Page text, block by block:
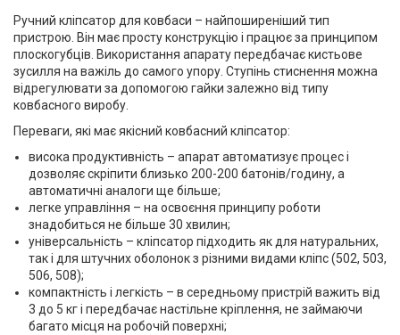
Ручний кліпсатор для ковбаси – найпоширеніший тип
пристрою. Він має просту конструкцію і працює за принципом
плоскогубців. Використання апарату передбачає кистьове
зусилля на важіль до самого упору. Ступінь стиснення можна
відрегулювати за допомогою гайки залежно від типу
ковбасного виробу.
Переваги, які має якісний ковбасний кліпсатор:
висока продуктивність – апарат автоматизує процес і
дозволяє скріпити близько 200-200 батонів/годину, а
автоматичні аналоги ще більше;
легке управління – на освоєння принципу роботи
знадобиться не більше 30 хвилин;
універсальність – кліпсатор підходить як для натуральних,
так і для штучних оболонок з різними видами кліпс (502, 503,
506, 508);
компактність і легкість – в середньому пристрій важить від
3 до 5 кг і передбачає настільне кріплення, не займаючи
багато місця на робочій поверхні;